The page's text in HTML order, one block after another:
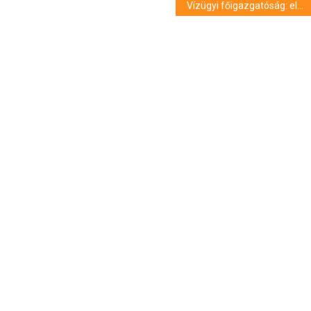
Vízügyi főigazgatóság: elsőfokú készültségben a jégtörő hajók